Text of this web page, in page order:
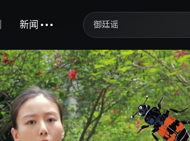
新闻 御廷谣
歌手2026
你好，星期六
中餐厅·南洋拾光季
快乐老家